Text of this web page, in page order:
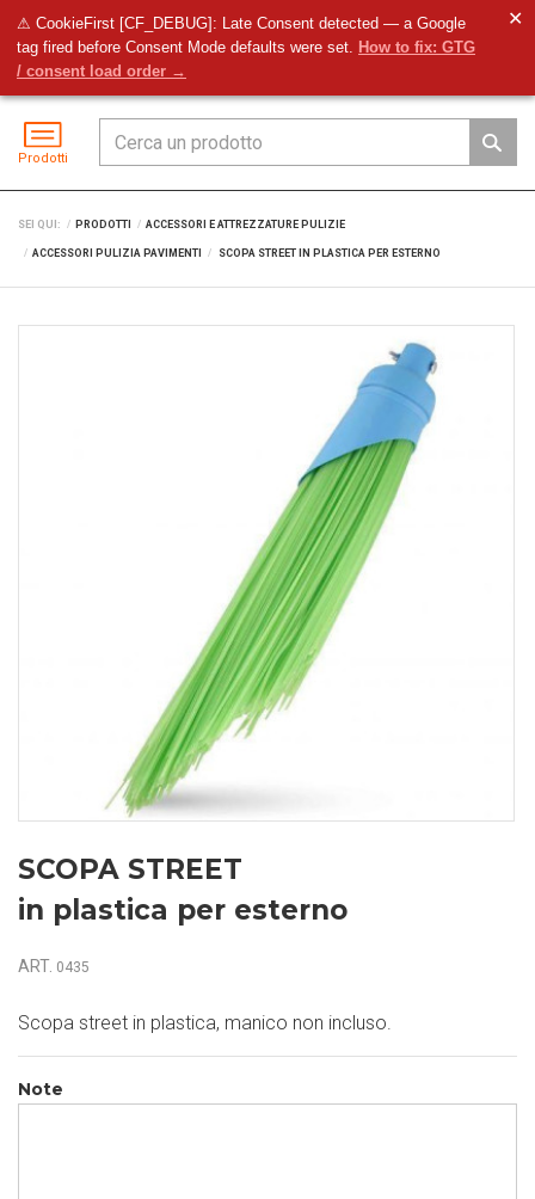
⚠ CookieFirst [CF_DEBUG]: Late Consent detected — a Google
tag fired before Consent Mode defaults were set. How to fix: GTG
/ consent load order →
✕
Prodotti
SEI QUI: PRODOTTI ACCESSORI E ATTREZZATURE PULIZIE
ACCESSORI PULIZIA PAVIMENTI SCOPA STREET IN PLASTICA PER ESTERNO
SCOPA STREET
in plastica per esterno
ART. 0435
Scopa street in plastica, manico non incluso.
Note